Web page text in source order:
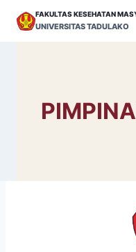
FAKULTAS KESEHATAN
UNIVERSITAS TADULAKO